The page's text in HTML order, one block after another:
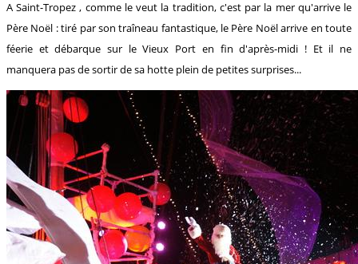
A Saint-Tropez , comme le veut la tradition, c'est par la mer qu'arrive le
Père Noël : tiré par son traîneau fantastique, le Père Noël arrive en toute
féerie et débarque sur le Vieux Port en fin d'après-midi ! Et il ne
manquera pas de sortir de sa hotte plein de petites surprises...